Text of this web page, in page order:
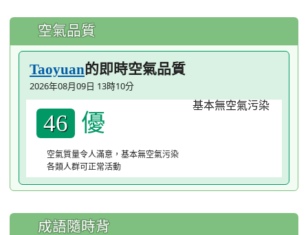
空氣品質
Taoyuan的即時空氣品質
2026年08月09日 13時10分
46 優
空氣質量令人滿意，基本無空氣污染
各類人群可正常活動
成語隨時背